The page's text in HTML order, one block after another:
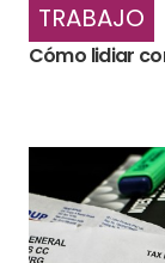
TRABAJO
Cómo lidiar